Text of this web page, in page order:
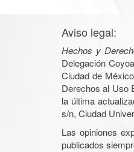
Aviso legal:
Hechos y
Delegación
Ciudad de
Derechos al Uso
la última
s/n, Ciudad
Las opiniones
publicados